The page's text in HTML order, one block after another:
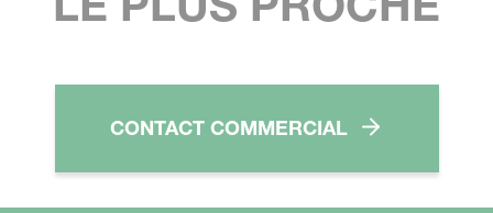
CONTACT COMMERCIAL